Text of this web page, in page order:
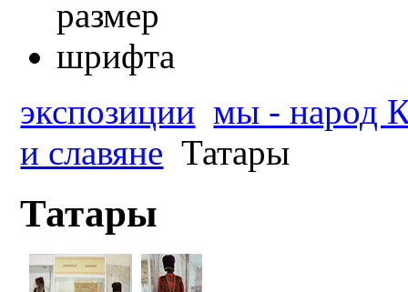
экспозиции мы - народ
и славяне Татары
Татары